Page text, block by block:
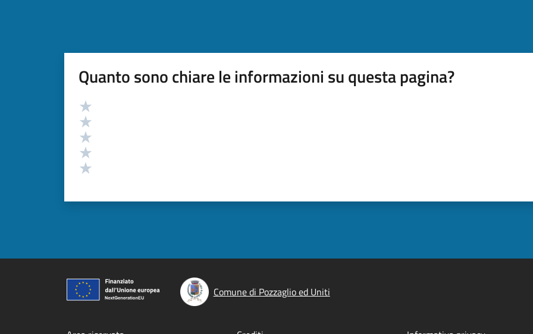
Quanto sono chiare le informazioni su questa pagina?
Valutazione
Comune di Pozzaglio ed Uniti